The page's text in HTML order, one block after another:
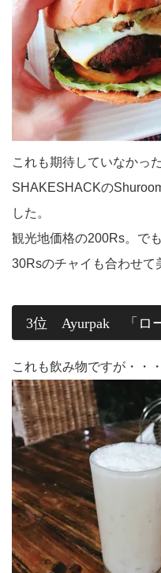
これも期待していなかっ
SHAKESHACKの
した。
観光地価格の200Rs。で
30Rsのチャイも合わせて
3位 Ayurpak 「ロー
これも飲み物ですが・・・